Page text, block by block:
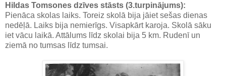
Hildas Tomsones dzīves stāsts (3.turpinājums):
Pienāca skolas laiks. Toreiz skolā bija jāiet sešas dienas
nedēļā. Laiks bija nemierīgs. Visapkārt karoja. Skolā sāku
iet vācu laikā. Attālums līdz skolai bija 5 km. Rudenī un
ziemā no tumsas līdz tumsai.